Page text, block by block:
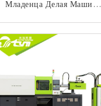
Младенца Делая Машину,
В Форму
КОНТАКТ